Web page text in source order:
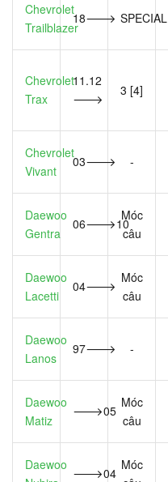
Chevrolet
Trailblazer
18🡒 SPECIAL
Chevrolet
Trax
11.12
🡒
3 [4]
Chevrolet
Vivant
03🡒 -
Daewoo
Gentra
06🡒10
Móc
câu
Daewoo
Lacetti
04🡒
Móc
câu
Daewoo
Lanos
97🡒 -
Daewoo
Matiz
🡒05
Móc
câu
Daewoo
🡒04
Móc